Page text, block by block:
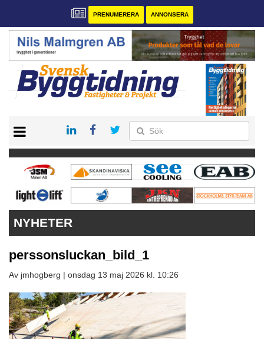
PRENUMERERA ANNONSERA
PRENUMERERA
VÅRA ANDRA MAGASIN
ANNONSERA
NYHETER
perssonsluckan_bild_1
Av jmhogberg | onsdag 13 maj 2026 kl. 10:26